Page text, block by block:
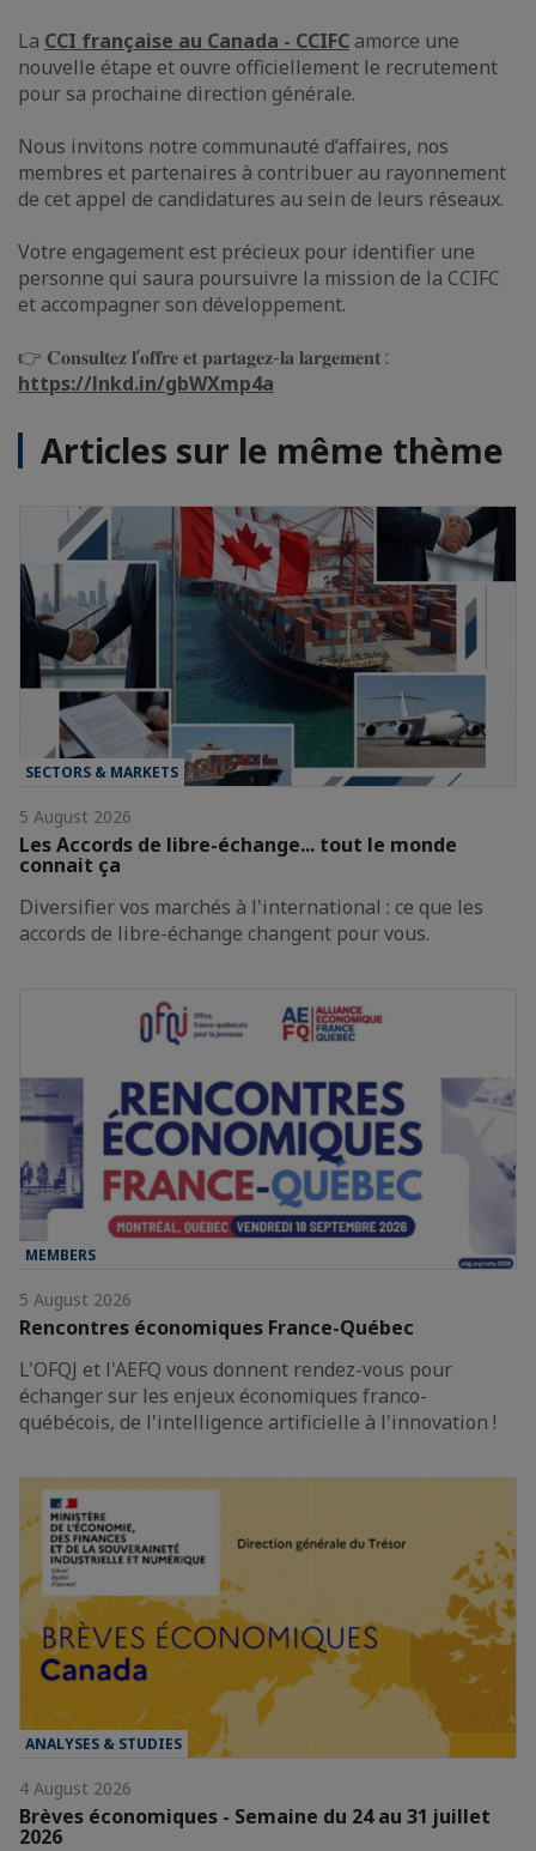
La CCI française au Canada - CCIFC amorce une
nouvelle étape et ouvre officiellement le recrutement
pour sa prochaine direction générale.
Nous invitons notre communauté d’affaires, nos
membres et partenaires à contribuer au rayonnement
de cet appel de candidatures au sein de leurs réseaux.
Votre engagement est précieux pour identifier une
personne qui saura poursuivre la mission de la CCIFC
et accompagner son développement.
👉 𝐂𝐨𝐧𝐬𝐮𝐥𝐭𝐞𝐳 𝐥’𝐨𝐟𝐟𝐫𝐞 𝐞𝐭 𝐩𝐚𝐫𝐭𝐚𝐠𝐞𝐳-𝐥𝐚 𝐥𝐚𝐫𝐠𝐞𝐦𝐞𝐧𝐭 :
https://lnkd.in/gbWXmp4a
Articles sur le même thème
SECTORS & MARKETS
5 August 2026
Les Accords de libre-échange... tout le monde
connait ça
Diversifier vos marchés à l'international : ce que les
accords de libre-échange changent pour vous.
MEMBERS
5 August 2026
Rencontres économiques France-Québec
L'OFQJ et l'AEFQ vous donnent rendez-vous pour
échanger sur les enjeux économiques franco-
québécois, de l'intelligence artificielle à l'innovation !
ANALYSES & STUDIES
4 August 2026
Brèves économiques - Semaine du 24 au 31 juillet
2026